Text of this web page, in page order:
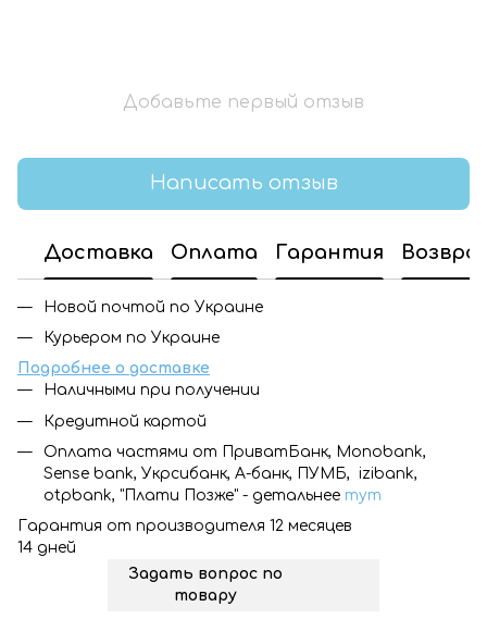
Добавьте первый отзыв
Написать отзыв
Доставка Оплата Гарантия
Новой почтой по Украине
Курьером по Украине
Подробнее о доставке
Наличными при получении
Кредитной картой
Оплата частями от ПриватБанк, Monobank,
Sense bank, Укрсибанк, А-банк, ПУМБ, izibank,
otpbank, "Плати Позже" - детальнее тут
Гарантия от производителя 12 месяцев
14 дней
Задать вопрос по
товару